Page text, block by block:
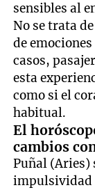
sensibles al
No se trata
de
casos,
esta
como si el
habitual.
El
cambios
Puñal (Aries)
impulsividad